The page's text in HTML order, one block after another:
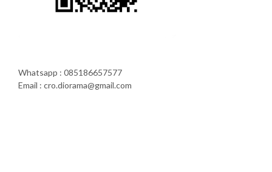
Whatsapp : 085186657577
Email : cro.diorama@gmail.com